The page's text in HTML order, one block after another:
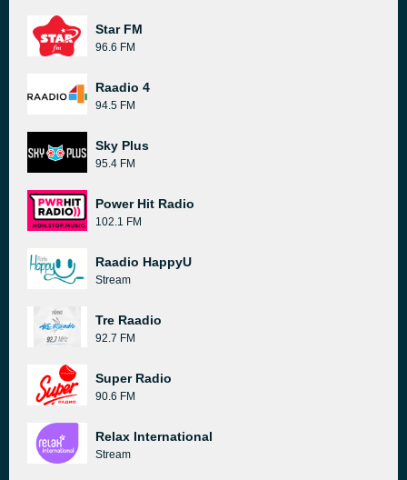
Star FM
96.6 FM
Raadio 4
94.5 FM
Sky Plus
95.4 FM
Power Hit Radio
102.1 FM
Raadio HappyU
Stream
Tre Raadio
92.7 FM
Super Radio
90.6 FM
Relax International
Stream